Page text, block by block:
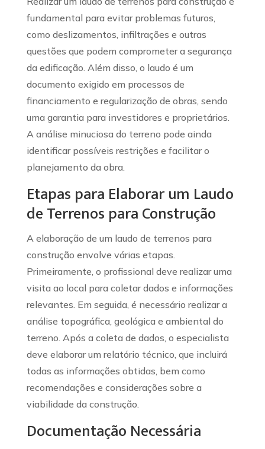
fundamental para evitar problemas futuros,
como deslizamentos, infiltrações e outras
questões que podem comprometer a segurança
da edificação. Além disso, o laudo é um
documento exigido em processos de
financiamento e regularização de obras, sendo
uma garantia para investidores e proprietários.
A análise minuciosa do terreno pode ainda
identificar possíveis restrições e facilitar o
planejamento da obra.
Etapas para Elaborar um Laudo
de Terrenos para Construção
A elaboração de um laudo de terrenos para
construção envolve várias etapas.
Primeiramente, o profissional deve realizar uma
visita ao local para coletar dados e informações
relevantes. Em seguida, é necessário realizar a
análise topográfica, geológica e ambiental do
terreno. Após a coleta de dados, o especialista
deve elaborar um relatório técnico, que incluirá
todas as informações obtidas, bem como
recomendações e considerações sobre a
viabilidade da construção.
Documentação Necessária